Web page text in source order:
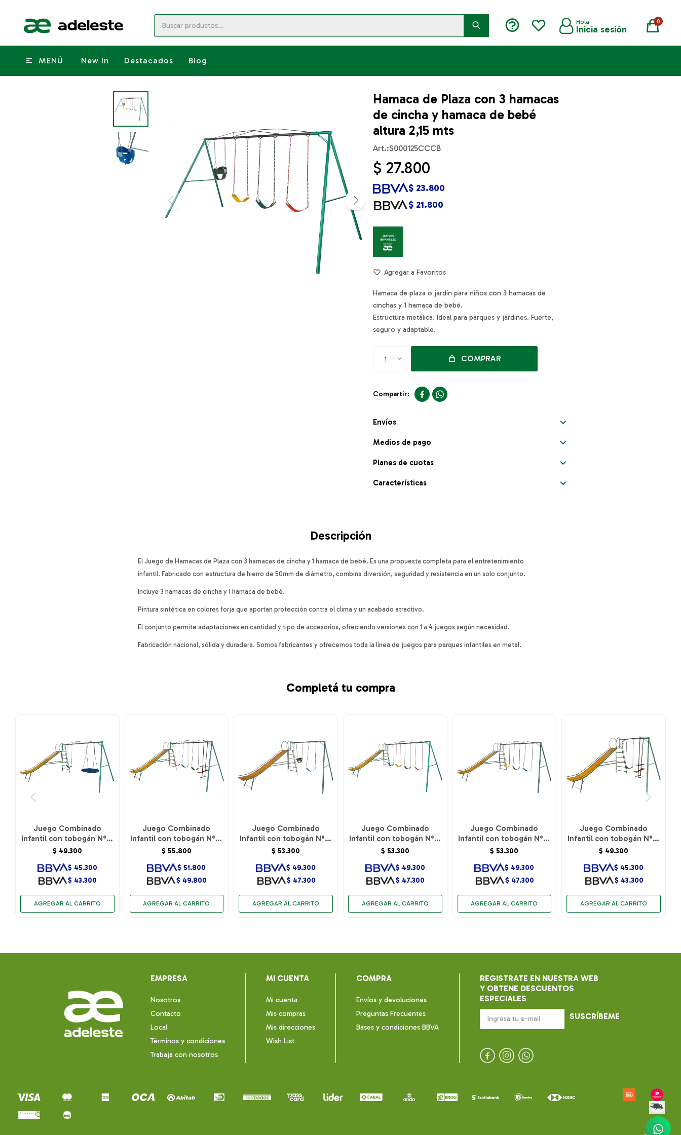
MENÚ New In Destacados Blog
0
Hamaca de Plaza con 3 hamacas
de cincha y hamaca de bebé
altura 2,15 mts
S000125CCCB
$ 27.800
$ 21.800
$ 23.800
Hamaca de plaza o jardín para niños con 3 hamacas de
cinchas y 1 hamaca de bebé.
Estructura metálica. Ideal para parques y jardines. Fuerte,
seguro y adaptable.
1 COMPRAR
 
Envíos
Medios de pago
Planes de cuotas
Características
Descripción
El Juego de Hamacas de Plaza con 3 hamacas de cincha y 1 hamaca de bebé. Es una propuesta completa para el entretenimiento
infantil. Fabricado con estructura de hierro de 50mm de diámetro, combina diversión, seguridad y resistencia en un solo conjunto.
Incluye 3 hamacas de cincha y 1 hamaca de bebé.
Pintura sintética en colores forja que aportan protección contra el clima y un acabado atractivo.
El conjunto permite adaptaciones en cantidad y tipo de accesorios, ofreciendo versiones con 1 a 4 juegos según necesidad.
Fabricación nacional, sólida y duradera. Somos fabricantes y ofrecemos toda la línea de juegos para parques infantiles en metal.
Completá tu compra
Juego Combinado
Infantil con tobogán N°5.
1hamacas de cincha y 1
$ 49.300
$ 43.300
$ 45.300
Juego Combinado
Infantil con tobogán N°5.
Caballito y 3 hamacas de
$ 55.800
$ 49.800
$ 51.800
Juego Combinado
Infantil con tobogán N°5.
1hamacas de cincha y 1
$ 53.300
$ 47.300
$ 49.300
Juego Combinado
Infantil con tobogán N°5.
4 hamacas de cincha.
$ 53.300
$ 47.300
$ 49.300
Juego Combinado
Infantil con tobogán N°5.
3 hamacas de cincha.
$ 53.300
$ 47.300
$ 49.300
Juego Combinado
Infantil con tobogán N°5.
Caballito y 1 hamaca de
$ 49.300
$ 43.300
$ 45.300
EMPRESA
Nosotros
Contacto
Local
Términos y condiciones
Trabaja con nosotros
MI CUENTA
Mi cuenta
Mis compras
Mis direcciones
Wish List
COMPRA
Envíos y devoluciones
Preguntas Frecuentes
Bases y condiciones BBVA
REGISTRATE EN NUESTRA WEB
Y OBTENE DESCUENTOS
ESPECIALES
SUSCRÍBEME
  